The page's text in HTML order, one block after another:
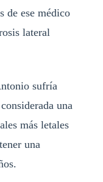
de ese médico
lateral
sufría
una
más letales
una